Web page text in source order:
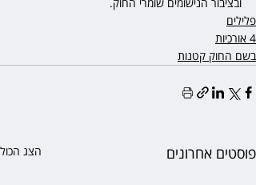
פלילים
4 אורכיות
בשם החוק קטנות
פוסטים אחרונים הצג הכול